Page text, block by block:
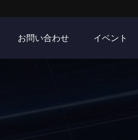
お問い合わせ イベント